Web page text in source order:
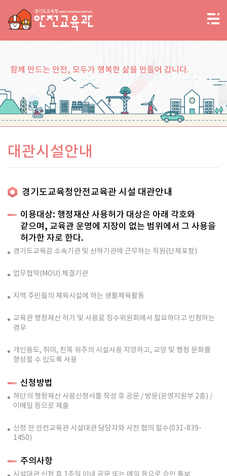
함께 만드는 안전, 모두가 행복한 삶을 만들어 갑니다.
대관시설안내
경기도교육청안전교육관 시설 대관안내
이용대상: 행정재산 사용허가 대상은 아래 각호와
같으며, 교육관 운영에 지장이 없는 범위에서 그 사용을
허가한 자로 한다.
경기도교육감 소속기관 및 산하기관에 근무하는 직원(단체포함)
업무협약(MOU) 체결기관
지역 주민들의 체육시설에 하는 생활체육활동
교육관 행정재산 허가 및 사용료 징수위원회에서 필요하다고 인정하는
경우
개인용도, 취미, 친목 위주의 시설사용 지양하고, 교양 및 행정 문화를
향상할 수 있도록 사용
신청방법
하단의 행정재산 사용신청서를 작성 후 공문 / 방문(운영지원부 2층) /
이메일 등으로 제출
신청 전 안전교육관 시설대관 담당자와 사전 협의 필수(031-839-
1450)
주의사항